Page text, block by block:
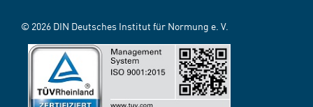
© 2026 DIN Deutsches Institut für Normung e. V.